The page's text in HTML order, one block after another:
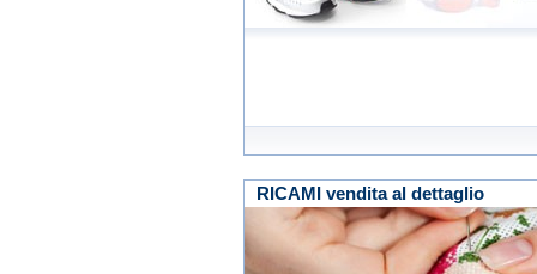
RICAMI vendita al dettaglio